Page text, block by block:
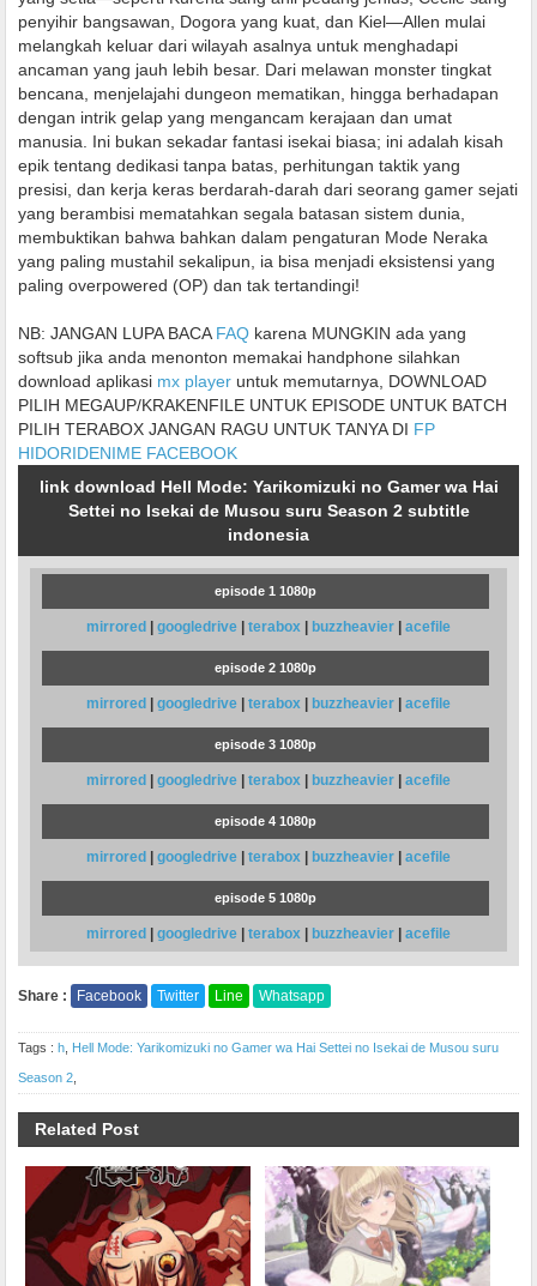
penyihir bangsawan, Dogora yang kuat, dan Kiel—Allen mulai
melangkah keluar dari wilayah asalnya untuk menghadapi
ancaman yang jauh lebih besar. Dari melawan monster tingkat
bencana, menjelajahi dungeon mematikan, hingga berhadapan
dengan intrik gelap yang mengancam kerajaan dan umat
manusia. Ini bukan sekadar fantasi isekai biasa; ini adalah kisah
epik tentang dedikasi tanpa batas, perhitungan taktik yang
presisi, dan kerja keras berdarah-darah dari seorang gamer sejati
yang berambisi mematahkan segala batasan sistem dunia,
membuktikan bahwa bahkan dalam pengaturan Mode Neraka
yang paling mustahil sekalipun, ia bisa menjadi eksistensi yang
paling overpowered (OP) dan tak tertandingi!
NB: JANGAN LUPA BACA FAQ karena MUNGKIN ada yang
softsub jika anda menonton memakai handphone silahkan
download aplikasi mx player untuk memutarnya, DOWNLOAD
PILIH MEGAUP/KRAKENFILE UNTUK EPISODE UNTUK BATCH
PILIH TERABOX JANGAN RAGU UNTUK TANYA DI FP
HIDORIDENIME FACEBOOK
link download Hell Mode: Yarikomizuki no Gamer wa Hai
Settei no Isekai de Musou suru Season 2 subtitle
indonesia
episode 1 1080p
mirrored googledrive terabox buzzheavier acefile
episode 2 1080p
mirrored googledrive terabox buzzheavier acefile
episode 3 1080p
mirrored googledrive terabox buzzheavier acefile
episode 4 1080p
mirrored googledrive terabox buzzheavier acefile
episode 5 1080p
mirrored googledrive terabox buzzheavier acefile
Share : Facebook Twitter Line Whatsapp
Tags :h Hell Mode: Yarikomizuki no Gamer wa Hai Settei no Isekai de Musou suru
Season 2
Related Post